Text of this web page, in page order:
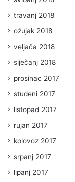
travanj 2018
ožujak 2018
veljača 2018
siječanj 2018
prosinac 2017
studeni 2017
listopad 2017
rujan 2017
kolovoz 2017
srpanj 2017
lipanj 2017